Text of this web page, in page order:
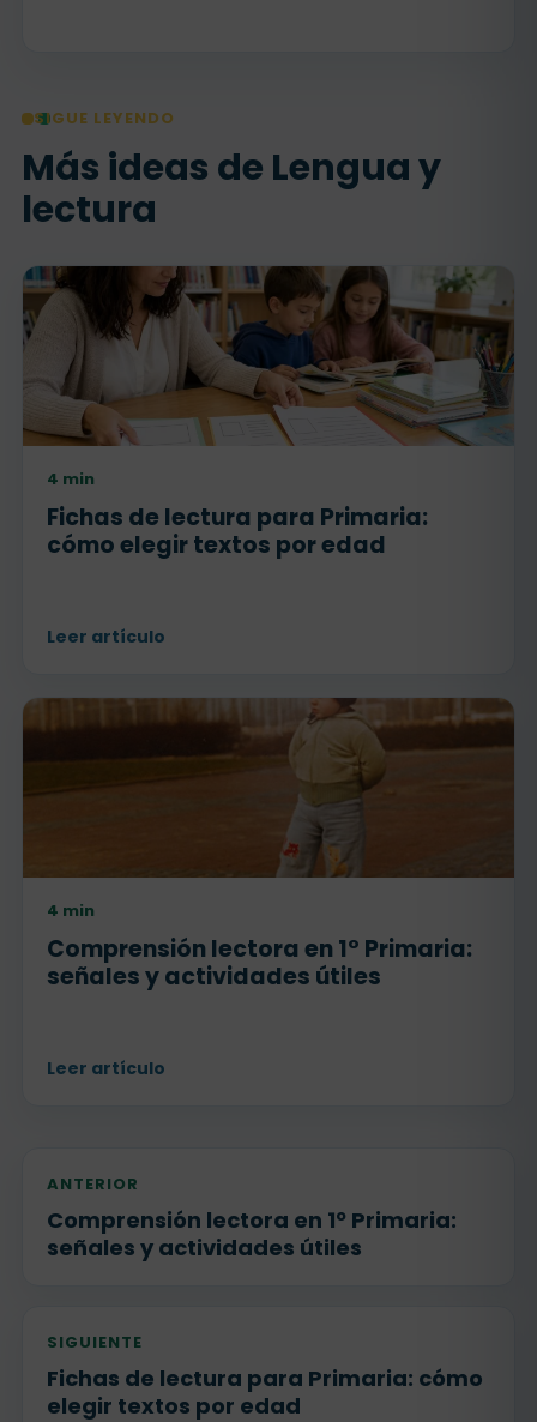
SIGUE LEYENDO
Más ideas de Lengua y
lectura
4 min
Fichas de lectura para Primaria:
cómo elegir textos por edad
Leer artículo
4 min
Comprensión lectora en 1º Primaria:
señales y actividades útiles
Leer artículo
ANTERIOR
Comprensión lectora en 1º Primaria:
señales y actividades útiles
SIGUIENTE
Fichas de lectura para Primaria: cómo
elegir textos por edad